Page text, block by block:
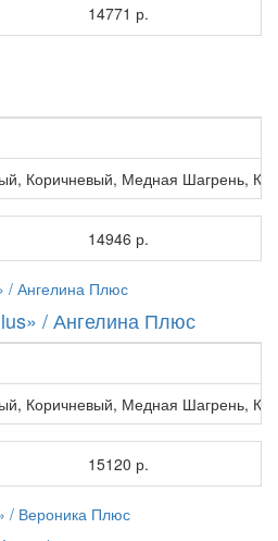
14771 р.
Коричневый, Медная Шагрень,
14946 р.
/ Ангелина Плюс
Коричневый, Медная Шагрень,
15120 р.